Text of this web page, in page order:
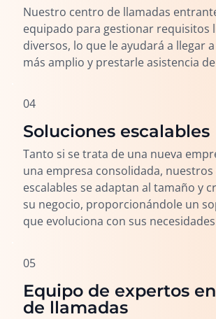
Nuestro centro de llamadas
equipado para gestionar requisitos
diversos, lo que le ayudará a llegar
más amplio y prestarle asistencia
04
Soluciones escalables
Tanto si se trata de una nueva
una empresa consolidada, nuestros
escalables se adaptan al tamaño y
su negocio, proporcionándole un
que evoluciona con sus
05
Equipo de expertos
de llamadas